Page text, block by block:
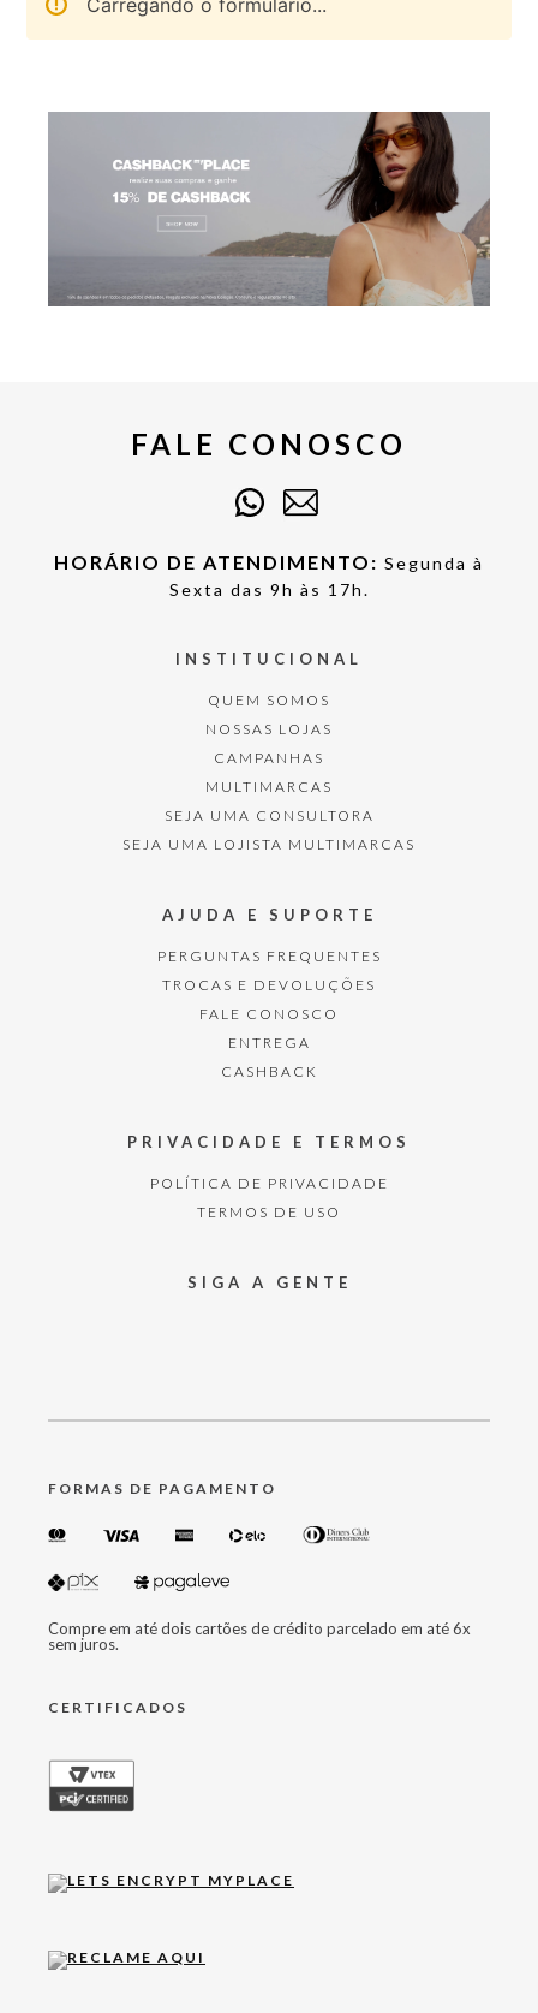
Carregando o formulário...
FALE CONOSCO
HORÁRIO DE ATENDIMENTO: Segunda à
Sexta das 9h às 17h.
INSTITUCIONAL
QUEM SOMOS
NOSSAS LOJAS
CAMPANHAS
MULTIMARCAS
SEJA UMA CONSULTORA
SEJA UMA LOJISTA MULTIMARCAS
AJUDA E SUPORTE
PERGUNTAS FREQUENTES
TROCAS E DEVOLUÇÕES
FALE CONOSCO
ENTREGA
CASHBACK
PRIVACIDADE E TERMOS
POLÍTICA DE PRIVACIDADE
TERMOS DE USO
SIGA A GENTE
FORMAS DE PAGAMENTO
Compre em até dois cartões de crédito parcelado em até 6x
sem juros.
CERTIFICADOS